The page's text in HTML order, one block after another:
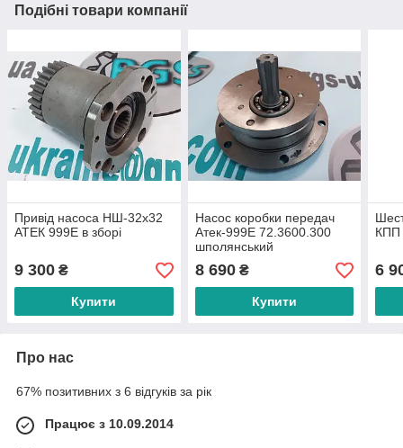
Подібні товари компанії
Привід насоса НШ-32х32
АТЕК 999Е в зборі
9 300 ₴
Купити
Насос коробки передач
Атек-999Е 72.3600.300
шполянський
8 690₴
Купити
КПП
6
Про нас
67% позитивних з 6 відгуків за рік
Працює з 10.09.2014